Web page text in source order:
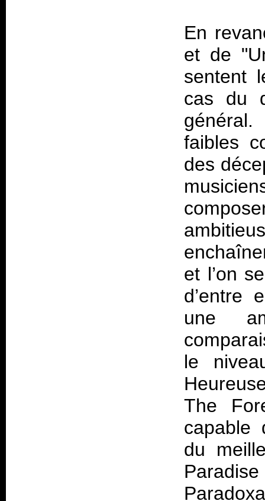
En
et de
sentent
cas du
faibles
des
et l’on
d’entre
une
le
The
capable
du